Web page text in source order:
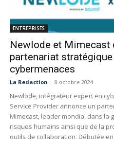
ENTREPRISES
Newlode et Mimecast
partenariat
cybermenaces
La Redaction - 8 octobre 2024
Newlode, intégrateur expert en
Service Provider annonce un
Mimecast, leader mondial dans la
risques humains ainsi que de la
outils de collaboration. Débutée